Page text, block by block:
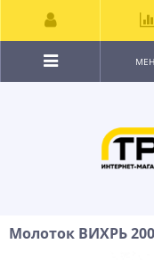
Молоток ВИХРЬ